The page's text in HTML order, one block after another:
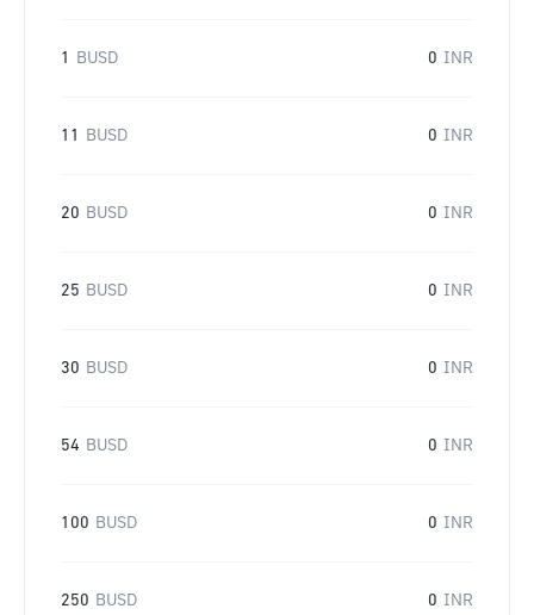
1 BUSD 0 INR
11 BUSD 0 INR
20 BUSD 0 INR
25 BUSD 0 INR
30 BUSD 0 INR
54 BUSD 0 INR
100 BUSD 0 INR
250 BUSD 0 INR